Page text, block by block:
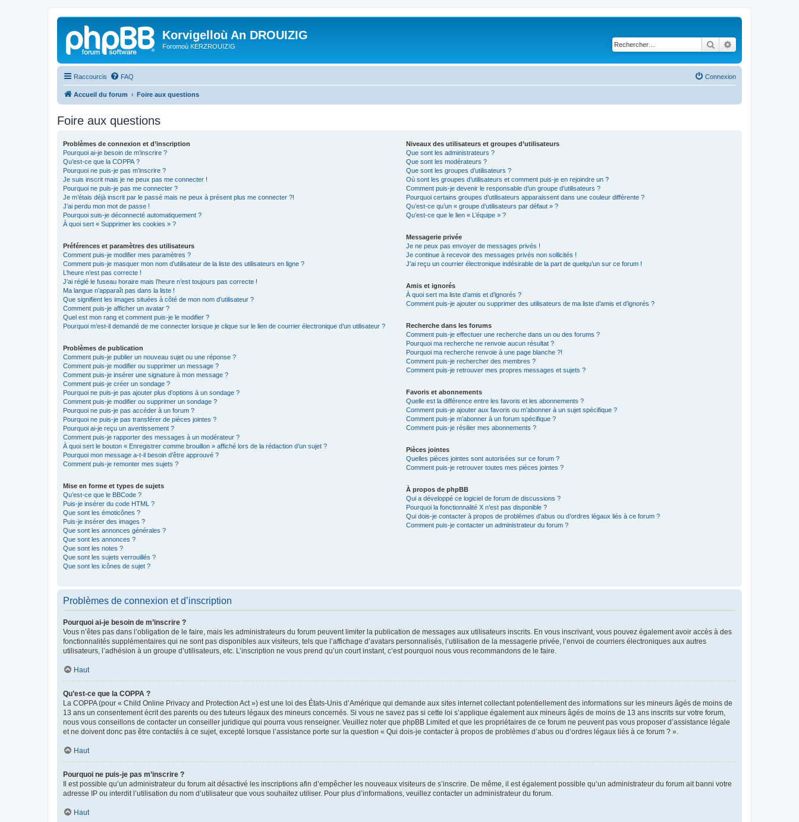
Korvigelloù An DROUIZIG
Foromoù KERZROUIZIG Rechercher
Raccourcis FAQ Connexion
Accueil du forum Foire aux questions
Foire aux questions
Problèmes de connexion et d’inscription
Pourquoi ai-je besoin de m’inscrire ?
Qu’est-ce que la COPPA ?
Pourquoi ne puis-je pas m’inscrire ?
Je suis inscrit mais je ne peux pas me connecter !
Pourquoi ne puis-je pas me connecter ?
Je m’étais déjà inscrit par le passé mais ne peux à présent plus me connecter ?!
J’ai perdu mon mot de passe !
Pourquoi suis-je déconnecté automatiquement ?
À quoi sert « Supprimer les cookies » ?
Préférences et paramètres des utilisateurs
Comment puis-je modifier mes paramètres ?
Comment puis-je masquer mon nom d’utilisateur de la liste des utilisateurs en ligne ?
L’heure n’est pas correcte !
J’ai réglé le fuseau horaire mais l’heure n’est toujours pas correcte !
Ma langue n’apparaît pas dans la liste !
Que signifient les images situées à côté de mon nom d’utilisateur ?
Comment puis-je afficher un avatar ?
Quel est mon rang et comment puis-je le modifier ?
Pourquoi m’est-il demandé de me connecter lorsque je clique sur le lien de courrier électronique d’un utilisateur ?
Problèmes de publication
Comment puis-je publier un nouveau sujet ou une réponse ?
Comment puis-je modifier ou supprimer un message ?
Comment puis-je insérer une signature à mon message ?
Comment puis-je créer un sondage ?
Pourquoi ne puis-je pas ajouter plus d’options à un sondage ?
Comment puis-je modifier ou supprimer un sondage ?
Pourquoi ne puis-je pas accéder à un forum ?
Pourquoi ne puis-je pas transférer de pièces jointes ?
Pourquoi ai-je reçu un avertissement ?
Comment puis-je rapporter des messages à un modérateur ?
À quoi sert le bouton « Enregistrer comme brouillon » affiché lors de la rédaction d’un sujet ?
Pourquoi mon message a-t-il besoin d’être approuvé ?
Comment puis-je remonter mes sujets ?
Mise en forme et types de sujets
Qu’est-ce que le BBCode ?
Puis-je insérer du code HTML ?
Que sont les émoticônes ?
Puis-je insérer des images ?
Que sont les annonces générales ?
Que sont les annonces ?
Que sont les notes ?
Que sont les sujets verrouillés ?
Que sont les icônes de sujet ?
Niveaux des utilisateurs et groupes d’utilisateurs
Que sont les administrateurs ?
Que sont les modérateurs ?
Que sont les groupes d’utilisateurs ?
Où sont les groupes d’utilisateurs et comment puis-je en rejoindre un ?
Comment puis-je devenir le responsable d’un groupe d’utilisateurs ?
Pourquoi certains groupes d’utilisateurs apparaissent dans une couleur différente ?
Qu’est-ce qu’un « groupe d’utilisateurs par défaut » ?
Qu’est-ce que le lien « L’équipe » ?
Messagerie privée
Je ne peux pas envoyer de messages privés !
Je continue à recevoir des messages privés non sollicités !
J’ai reçu un courrier électronique indésirable de la part de quelqu’un sur ce forum !
Amis et ignorés
À quoi sert ma liste d’amis et d’ignorés ?
Comment puis-je ajouter ou supprimer des utilisateurs de ma liste d’amis et d’ignorés ?
Recherche dans les forums
Comment puis-je effectuer une recherche dans un ou des forums ?
Pourquoi ma recherche ne renvoie aucun résultat ?
Pourquoi ma recherche renvoie à une page blanche ?!
Comment puis-je rechercher des membres ?
Comment puis-je retrouver mes propres messages et sujets ?
Favoris et abonnements
Quelle est la différence entre les favoris et les abonnements ?
Comment puis-je ajouter aux favoris ou m’abonner à un sujet spécifique ?
Comment puis-je m’abonner à un forum spécifique ?
Comment puis-je résilier mes abonnements ?
Pièces jointes
Quelles pièces jointes sont autorisées sur ce forum ?
Comment puis-je retrouver toutes mes pièces jointes ?
À propos de phpBB
Qui a développé ce logiciel de forum de discussions ?
Pourquoi la fonctionnalité X n’est pas disponible ?
Qui dois-je contacter à propos de problèmes d’abus ou d’ordres légaux liés à ce forum ?
Comment puis-je contacter un administrateur du forum ?
Problèmes de connexion et d’inscription
Pourquoi ai-je besoin de m’inscrire ?
Vous n’êtes pas dans l’obligation de le faire, mais les administrateurs du forum peuvent limiter la publication de messages aux utilisateurs inscrits. En vous inscrivant, vous pouvez également avoir accès à des
fonctionnalités supplémentaires qui ne sont pas disponibles aux visiteurs, tels que l’affichage d’avatars personnalisés, l’utilisation de la messagerie privée, l’envoi de courriers électroniques aux autres
utilisateurs, l’adhésion à un groupe d’utilisateurs, etc. L’inscription ne vous prend qu’un court instant, c’est pourquoi nous vous recommandons de le faire.
Haut
Qu’est-ce que la COPPA ?
La COPPA (pour « Child Online Privacy and Protection Act ») est une loi des États-Unis d’Amérique qui demande aux sites internet collectant potentiellement des informations sur les mineurs âgés de moins de
13 ans un consentement écrit des parents ou des tuteurs légaux des mineurs concernés. Si vous ne savez pas si cette loi s’applique également aux mineurs âgés de moins de 13 ans inscrits sur votre forum,
nous vous conseillons de contacter un conseiller juridique qui pourra vous renseigner. Veuillez noter que phpBB Limited et que les propriétaires de ce forum ne peuvent pas vous proposer d’assistance légale
et ne doivent donc pas être contactés à ce sujet, excepté lorsque l’assistance porte sur la question « Qui dois-je contacter à propos de problèmes d’abus ou d’ordres légaux liés à ce forum ? ».
Haut
Pourquoi ne puis-je pas m’inscrire ?
Il est possible qu’un administrateur du forum ait désactivé les inscriptions afin d’empêcher les nouveaux visiteurs de s’inscrire. De même, il est également possible qu’un administrateur du forum ait banni votre
adresse IP ou interdit l’utilisation du nom d’utilisateur que vous souhaitez utiliser. Pour plus d’informations, veuillez contacter un administrateur du forum.
Haut